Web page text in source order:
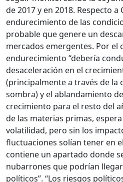
de 2017 y en 2018. Respecto a
endurecimiento de las
probable que genere un
mercados emergentes. Por el
endurecimiento “debería
desaceleración en el
(principalmente a través de la
sombra) y el ablandamiento
crecimiento para el resto del
de las materias primas,
volatilidad, pero sin los
fluctuaciones solían tener en
contiene un apartado donde
nubarrones que podrían
políticos”. “Los riesgos